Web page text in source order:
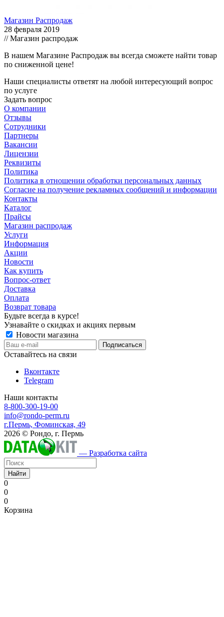
Магазин Распродаж
28 февраля 2019
// Магазин распродаж
В нашем Магазине Распродаж вы всегда сможете найти товар
по сниженной цене!
Наши специалисты ответят на любой интересующий вопрос
по услуге
Задать вопрос
О компании
Отзывы
Сотрудники
Партнеры
Вакансии
Лицензии
Реквизиты
Политика
Политика в отношении обработки персональных данных
Согласие на получение рекламных сообщений и информации
Контакты
Каталог
Прайсы
Магазин распродаж
Услуги
Информация
Акции
Новости
Как купить
Вопрос-ответ
Доставка
Оплата
Возврат товара
Будьте всегда в курсе!
Узнавайте о скидках и акциях первым
Новости магазина
Оставайтесь на связи
Вконтакте
Telegram
Наши контакты
8-800-300-19-00
info@rondo-perm.ru
г.Пермь, Фоминская, 49
2026 © Рондо, г. Пермь
— Разработка сайта
Найти
0
0
0
Корзина